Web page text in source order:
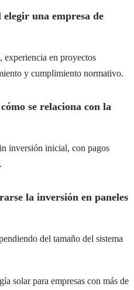
una empresa de
experiencia en proyectos
y cumplimiento normativo.
se relaciona con la
inversión inicial, con pagos
la inversión en paneles
del tamaño del sistema
solar para empresas con más de